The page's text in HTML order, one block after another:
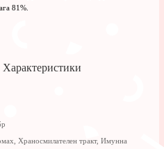
81%.
Характеристики
Храносмилателен тракт, Имунна